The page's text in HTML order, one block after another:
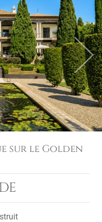
Next
sur le Golden